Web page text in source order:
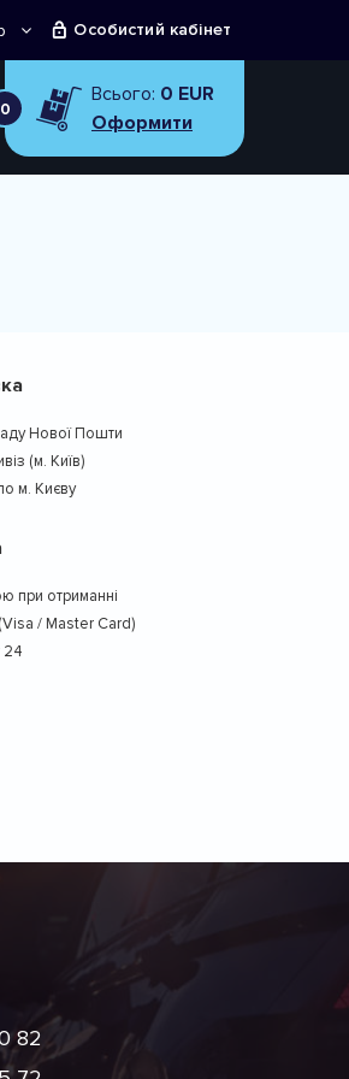
Особистий кабінет
0
Всього: 0 EUR
Оформити
Нової Пошти
(м. Київ)
м. Києву
при отриманні
/ Master Card)
24
82